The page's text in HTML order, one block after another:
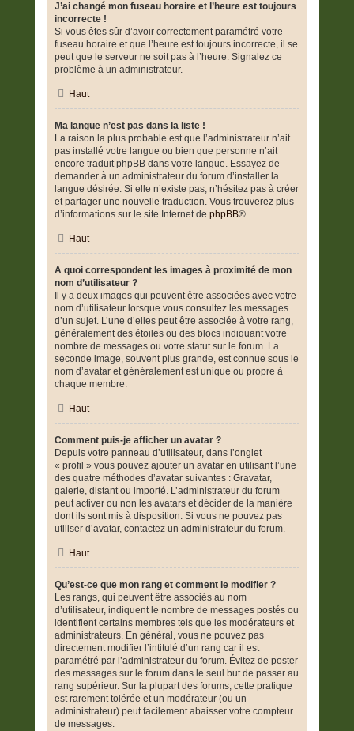
J’ai changé mon fuseau horaire et l’heure est toujours
incorrecte !
Si vous êtes sûr d’avoir correctement paramétré votre
fuseau horaire et que l’heure est toujours incorrecte, il se
peut que le serveur ne soit pas à l’heure. Signalez ce
problème à un administrateur.
Haut
Ma langue n’est pas dans la liste !
La raison la plus probable est que l’administrateur n’ait
pas installé votre langue ou bien que personne n’ait
encore traduit phpBB dans votre langue. Essayez de
demander à un administrateur du forum d’installer la
langue désirée. Si elle n’existe pas, n’hésitez pas à créer
et partager une nouvelle traduction. Vous trouverez plus
d’informations sur le site Internet de phpBB®.
Haut
A quoi correspondent les images à proximité de mon
nom d’utilisateur ?
Il y a deux images qui peuvent être associées avec votre
nom d’utilisateur lorsque vous consultez les messages
d’un sujet. L’une d’elles peut être associée à votre rang,
généralement des étoiles ou des blocs indiquant votre
nombre de messages ou votre statut sur le forum. La
seconde image, souvent plus grande, est connue sous le
nom d’avatar et généralement est unique ou propre à
chaque membre.
Haut
Comment puis-je afficher un avatar ?
Depuis votre panneau d’utilisateur, dans l’onglet
« profil » vous pouvez ajouter un avatar en utilisant l’une
des quatre méthodes d’avatar suivantes : Gravatar,
galerie, distant ou importé. L’administrateur du forum
peut activer ou non les avatars et décider de la manière
dont ils sont mis à disposition. Si vous ne pouvez pas
utiliser d’avatar, contactez un administrateur du forum.
Haut
Qu’est-ce que mon rang et comment le modifier ?
Les rangs, qui peuvent être associés au nom
d’utilisateur, indiquent le nombre de messages postés ou
identifient certains membres tels que les modérateurs et
administrateurs. En général, vous ne pouvez pas
directement modifier l’intitulé d’un rang car il est
paramétré par l’administrateur du forum. Évitez de poster
des messages sur le forum dans le seul but de passer au
rang supérieur. Sur la plupart des forums, cette pratique
est rarement tolérée et un modérateur (ou un
administrateur) peut facilement abaisser votre compteur
de messages.